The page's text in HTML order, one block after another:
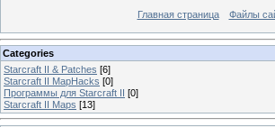
Главная страница Файлы
Categories
Starcraft II & Patches [6]
Starcraft II MapHacks [0]
Программы для Starcraft II [0]
Starcraft II Maps [13]